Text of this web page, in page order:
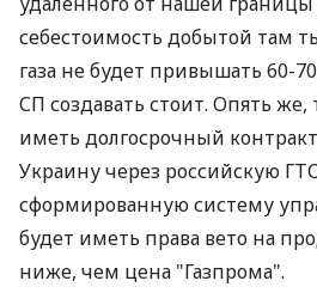
себестоимость добытой там
газа не будет привышать 60-
СП создавать стоит. Опять
иметь долгосрочный контракт
Украину через российскую
сформированную систему
будет иметь права вето на
ниже, чем цена "Газпрома".